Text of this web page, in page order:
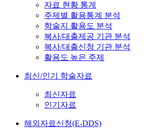
자료 현황 통계
주제별 활용통계 분석
학술지 활용도 분석
복사/대출제공 기관 분석
복사/대출신청 기관 분석
활용도 높은 주제
최신/인기 학술자료
최신자료
인기자료
해외자료신청(E-DDS)